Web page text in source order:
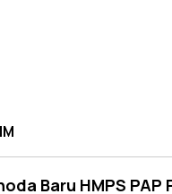
Baru HMPS PAP